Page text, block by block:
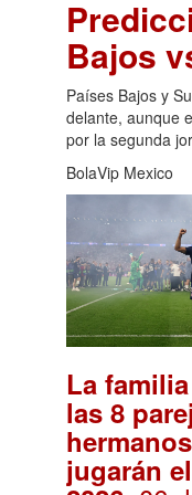
Bajos
Países Bajos y
delante, aunque
por la segunda
BolaVip Mexico
La
las 8
jugarán